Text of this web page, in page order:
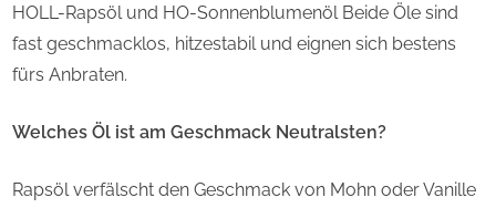
HOLL-Rapsöl und HO-Sonnenblumenöl Beide Öle sind
fast geschmacklos, hitzestabil und eignen sich bestens
fürs Anbraten.
Welches Öl ist am Geschmack Neutralsten?
Rapsöl verfälscht den Geschmack von Mohn oder Vanille